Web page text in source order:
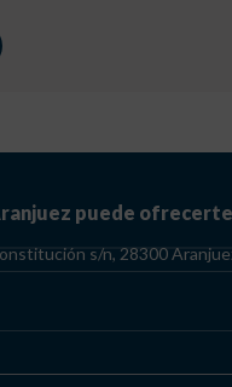
puede ofrecerte
s/n, 28300